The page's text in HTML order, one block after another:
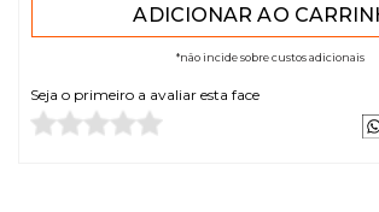
*não incide sobre custos adicionais
Seja o primeiro a avaliar esta face